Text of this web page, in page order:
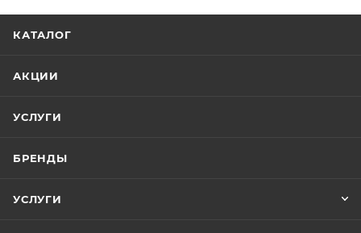
КАТАЛОГ
АКЦИИ
УСЛУГИ
БРЕНДЫ
УСЛУГИ